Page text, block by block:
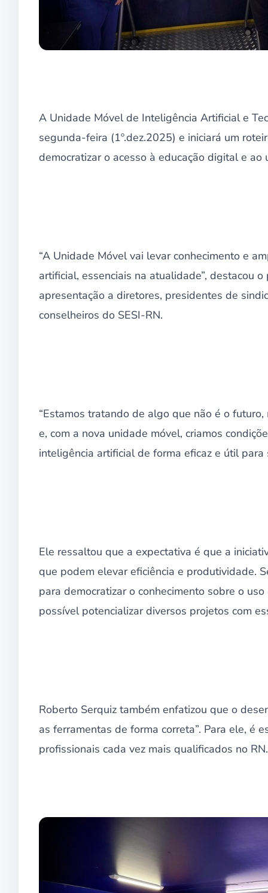
A Unidade Móvel de Inteligência Artificial e
segunda-feira (1º.dez.2025) e iniciará um
democratizar o acesso à educação digital e
“A Unidade Móvel vai levar conhecimento e
artificial, essenciais na atualidade”, destacou
apresentação a diretores, presidentes de
conselheiros do SESI-RN.
“Estamos tratando de algo que não é o
e, com a nova unidade móvel, criamos
inteligência artificial de forma eficaz e útil
Ele ressaltou que a expectativa é que a
que podem elevar eficiência e produtividade.
para democratizar o conhecimento sobre o
possível potencializar diversos projetos com
Roberto Serquiz também enfatizou que o
as ferramentas de forma correta”. Para ele, é
profissionais cada vez mais qualificados no RN.